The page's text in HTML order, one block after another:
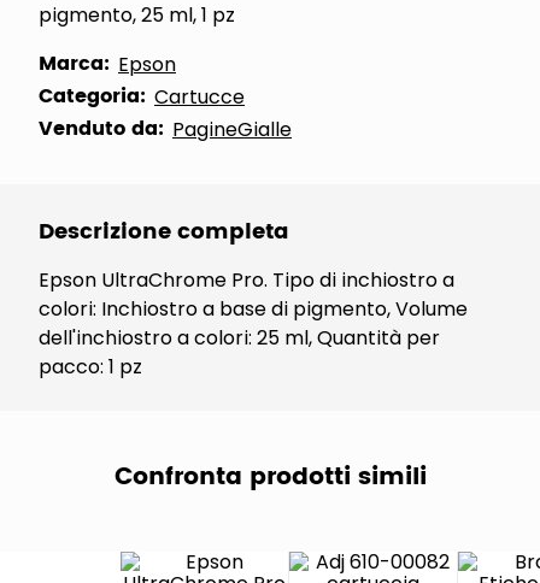
pigmento, 25 ml, 1 pz
Marca: Epson
Categoria: Cartucce
Venduto da: PagineGialle
Descrizione completa
Epson UltraChrome Pro. Tipo di inchiostro a
colori: Inchiostro a base di pigmento, Volume
dell'inchiostro a colori: 25 ml, Quantità per
pacco: 1 pz
Confronta prodotti simili